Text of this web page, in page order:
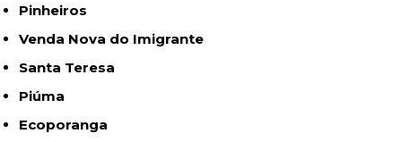
Pinheiros
Venda Nova do Imigrante
Santa Teresa
Piúma
Ecoporanga